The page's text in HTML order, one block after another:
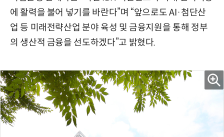
에 활력을 불어 넣기를 바란다”며 “앞으로도 AI·첨단산
업 등 미래전략산업 분야 육성 및 금융지원을 통해 정부
의 생산적 금융을 선도하겠다”고 밝혔다.